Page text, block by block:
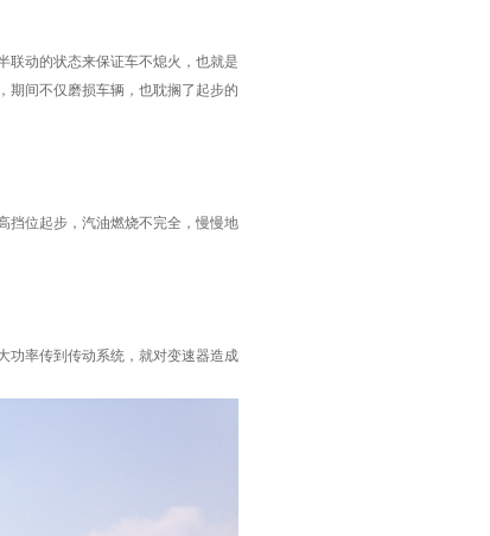
联动的状态来保证车不熄火，也就是
期间不仅磨损车辆，也耽搁了起步的
挡位起步，汽油燃烧不完全，慢慢地
功率传到传动系统，就对变速器造成